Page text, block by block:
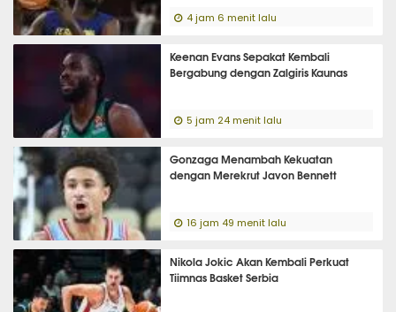
4 jam 6 menit lalu
Keenan Evans Sepakat Kembali
Bergabung dengan Zalgiris Kaunas
5 jam 24 menit lalu
Gonzaga Menambah Kekuatan
dengan Merekrut Javon Bennett
16 jam 49 menit lalu
Nikola Jokic Akan Kembali Perkuat
Tiimnas Basket Serbia